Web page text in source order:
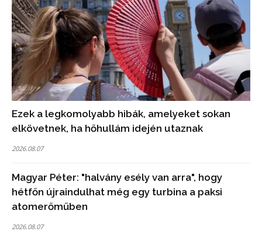
Ezek a legkomolyabb hibák, amelyeket sokan
elkövetnek, ha hőhullám idején utaznak
2026.08.07
Magyar Péter: "halvány esély van arra", hogy
hétfőn újraindulhat még egy turbina a paksi
atomerőműben
2026.08.07